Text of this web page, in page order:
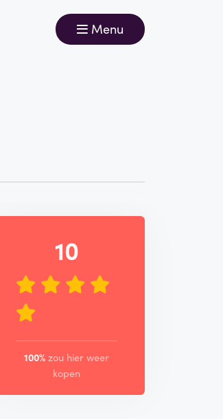
Menu
10
100% zou hier weer
kopen